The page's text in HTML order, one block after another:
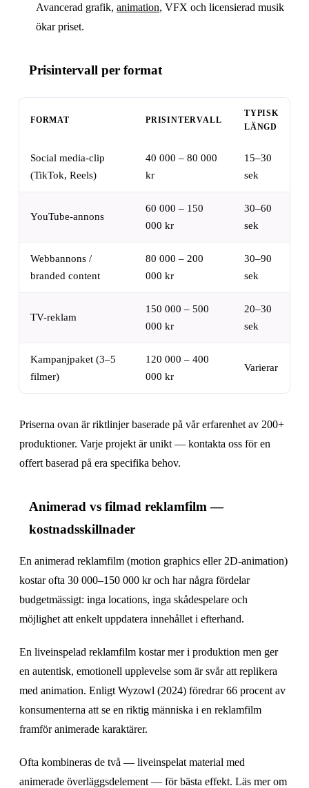
Avancerad grafik, animation, VFX och licensierad musik
ökar priset.
Prisintervall per format
FORMAT PRISINTERVALL
TYPISK
LÄNGD
Social media-clip
(TikTok, Reels)
40 000 – 80 000
kr
15–30
sek
YouTube-annons
60 000 – 150
000 kr
30–60
sek
Webbannons /
branded content
80 000 – 200
000 kr
30–90
sek
TV-reklam
150 000 – 500
000 kr
20–30
sek
Kampanjpaket (3–5
filmer)
120 000 – 400
000 kr
Varierar
Priserna ovan är riktlinjer baserade på vår erfarenhet av 200+
produktioner. Varje projekt är unikt — kontakta oss för en
offert baserad på era specifika behov.
Animerad vs filmad reklamfilm —
kostnadsskillnader
En animerad reklamfilm (motion graphics eller 2D-animation)
kostar ofta 30 000–150 000 kr och har några fördelar
budgetmässigt: inga locations, inga skådespelare och
möjlighet att enkelt uppdatera innehållet i efterhand.
En liveinspelad reklamfilm kostar mer i produktion men ger
en autentisk, emotionell upplevelse som är svår att replikera
med animation. Enligt Wyzowl (2024) föredrar 66 procent av
konsumenterna att se en riktig människa i en reklamfilm
framför animerade karaktärer.
Ofta kombineras de två — liveinspelat material med
animerade överläggsdelement — för bästa effekt. Läs mer om